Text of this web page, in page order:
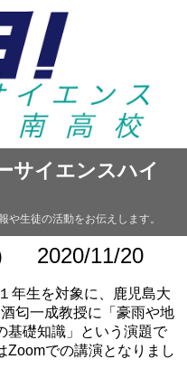
サイエンスハイ
や生徒の活動をお伝えします。
2020/11/20
年生を対象に、鹿児島大
匂一成教授に「豪雨や地
基礎知識」という演題で
Zoomでの講演となりまし